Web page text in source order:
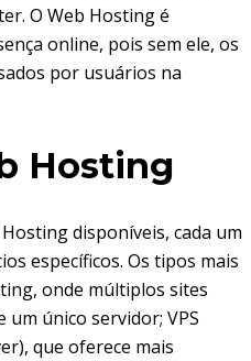
O Web Hosting é
online, pois sem ele, os
por usuários na
Hosting
disponíveis, cada um
específicos. Os tipos mais
onde múltiplos sites
único servidor; VPS
que oferece mais